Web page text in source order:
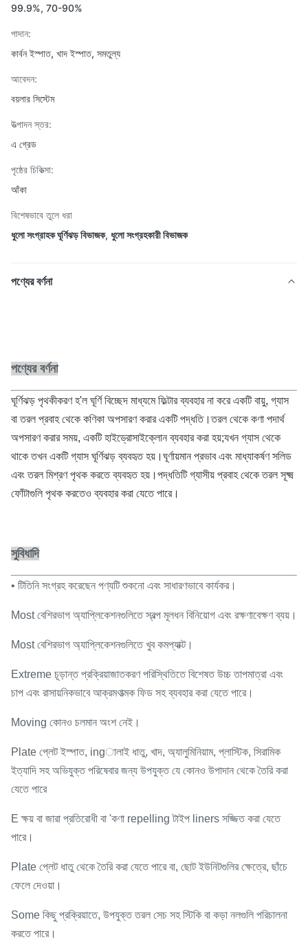
99.9%, 70-90%
পাদান:
কার্বন ইস্পাত, খাদ ইস্পাত, সমতুল্য
আবেদন:
বয়লার সিস্টেম
উত্পাদন স্তর:
এ গ্রেড
পৃষ্ঠের চিকিত্সা:
আঁকা
বিশেষভাবে তুলে ধরা
ধুলো সংগ্রাহক ঘূর্ণিঝড় বিভাজক, ধুলো সংগ্রহকারী বিভাজক
পণ্যের বর্ণনা
পণ্যের বর্ণনা
ঘূর্ণিঝড় পৃথকীকরণ হ'ল ঘূর্ণি বিচ্ছেদ মাধ্যমে ফিল্টার ব্যবহার না করে একটি বায়ু, গ্যাস
বা তরল প্রবাহ থেকে কণিকা অপসারণ করার একটি পদ্ধতি।তরল থেকে কণা পদার্থ
অপসারণ করার সময়, একটি হাইড্রোসাইক্লোন ব্যবহার করা হয়;যখন গ্যাস থেকে
থাকে তখন একটি গ্যাস ঘূর্ণিঝড় ব্যবহৃত হয়।ঘূর্ণায়মান প্রভাব এবং মাধ্যাকর্ষণ সলিড
এবং তরল মিশ্রণ পৃথক করতে ব্যবহৃত হয়।পদ্ধতিটি গ্যাসীয় প্রবাহ থেকে তরল সূক্ষ্ম
ফোঁটাগুলি পৃথক করতেও ব্যবহার করা যেতে পারে।
সুবিধাদি
• টিতিনি সংগ্রহ করেছেন পণ্যটি শুকনো এবং সাধারণভাবে কার্যকর।
Most বেশিরভাগ অ্যাপ্লিকেশনগুলিতে স্বল্প মূলধন বিনিয়োগ এবং রক্ষণাবেক্ষণ ব্যয়।
Most বেশিরভাগ অ্যাপ্লিকেশনগুলিতে খুব কমপ্যাক্ট।
Extreme চূড়ান্ত প্রক্রিয়াজাতকরণ পরিস্থিতিতে বিশেষত উচ্চ তাপমাত্রা এবং
চাপ এবং রাসায়নিকভাবে আক্রমণাত্মক ফিড সহ ব্যবহার করা যেতে পারে।
Moving কোনও চলমান অংশ নেই।
Plate প্লেট ইস্পাত, ingালাই ধাতু, খাদ, অ্যালুমিনিয়াম, প্লাস্টিক, সিরামিক
ইত্যাদি সহ অভিযুক্ত পরিষেবার জন্য উপযুক্ত যে কোনও উপাদান থেকে তৈরি করা
যেতে পারে
E ক্ষয় বা জারা প্রতিরোধী বা 'কণা repelling টাইপ liners সজ্জিত করা যেতে
পারে।
Plate প্লেট ধাতু থেকে তৈরি করা যেতে পারে বা, ছোট ইউনিটগুলির ক্ষেত্রে, ছাঁচে
ফেলে দেওয়া।
Some কিছু প্রক্রিয়াতে, উপযুক্ত তরল সেচ সহ স্টিকি বা কড়া নলগুলি পরিচালনা
করতে পারে।